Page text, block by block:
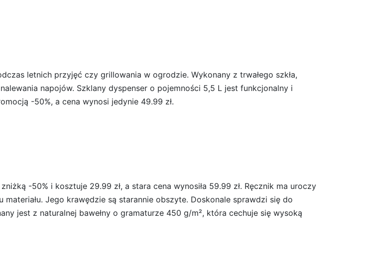
letnich przyjęć czy grillowania w ogrodzie. Wykonany z trwałego szkła,
napojów. Szklany dyspenser o pojemności 5,5 L jest funkcjonalny i
-50%, a cena wynosi jedynie 49.99 zł.
-50% i kosztuje 29.99 zł, a stara cena wynosiła 59.99 zł. Ręcznik ma uroczy
Jego krawędzie są starannie obszyte. Doskonale sprawdzi się do
jest z naturalnej bawełny o gramaturze 450 g/m², która cechuje się wysoką